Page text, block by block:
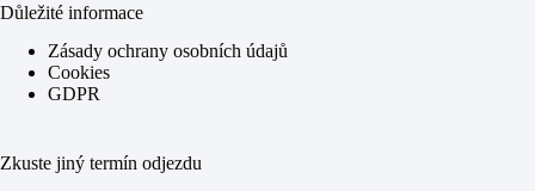
Důležité informace
Zásady ochrany osobních údajů
Cookies
GDPR
Zkuste jiný termín odjezdu